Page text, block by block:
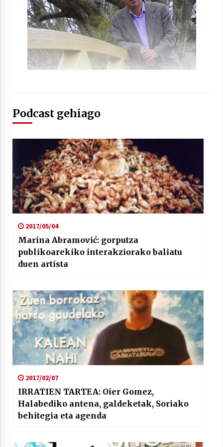
Arrosaren laburpen bideoa Hamaika
Podcast gehiago
2017/05/04
Marina Abramović: gorputza
publikoarekiko interakziorako baliatu
duen artista
2017/02/07
IRRATIEN TARTEA: Oier Gomez,
Halabediko antena, galdeketak, Soriako
behitegia eta agenda